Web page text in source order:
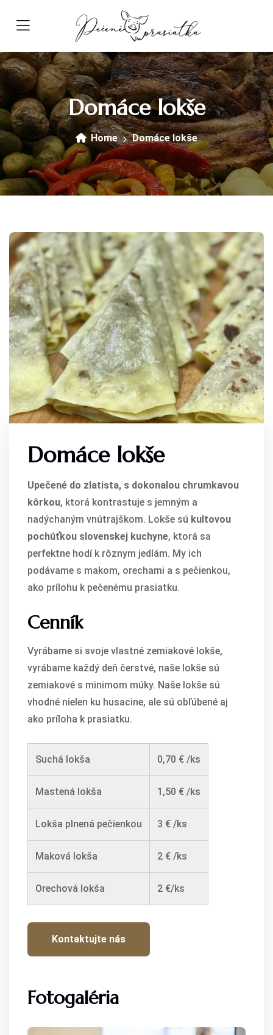
Domáce lokše
Home Domáce lokše
Domáce lokše
Upečené do zlatista, s dokonalou chrumkavou
kôrkou, ktorá kontrastuje s jemným a
nadýchaným vnútrajškom. Lokše sú kultovou
pochúťkou slovenskej kuchyne, ktorá sa
perfektne hodí k rôznym jedlám. My ich
podávame s makom, orechami a s pečienkou,
ako prílohu k pečenému prasiatku.
Cenník
Vyrábame si svoje vlastné zemiakové lokše,
vyrábame každý deň čerstvé, naše lokše sú
zemiakové s minimom múky. Naše lokše sú
vhodné nielen ku husacine, ale sú obľúbené aj
ako príloha k prasiatku.
Suchá lokša 0,70 € /ks
Mastená lokša 1,50 € /ks
Lokša plnená pečienkou 3 € /ks
Maková lokša 2 € /ks
Orechová lokša 2 €/ks
Kontaktujte nás
Fotogaléria